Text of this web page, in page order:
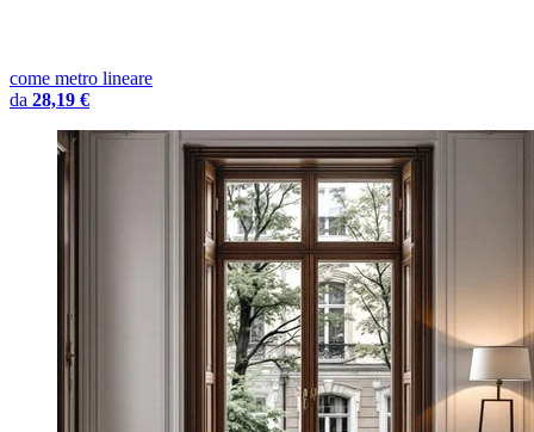
come metro lineare
da 28,19 €